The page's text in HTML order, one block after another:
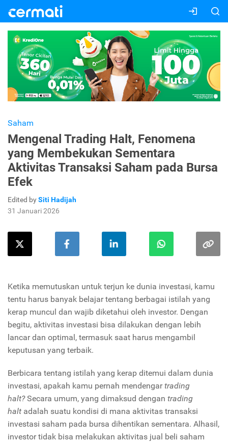
Saham
Mengenal Trading Halt, Fenomena
yang Membekukan Sementara
Aktivitas Transaksi Saham pada Bursa
Efek
Edited bySiti Hadijah
31 Januari 2026
Ketika memutuskan untuk terjun ke dunia investasi, kamu
tentu harus banyak belajar tentang berbagai istilah yang
kerap muncul dan wajib diketahui oleh investor. Dengan
begitu, aktivitas investasi bisa dilakukan dengan lebih
lancar dan optimal, termasuk saat harus mengambil
keputusan yang terbaik.
Berbicara tentang istilah yang kerap ditemui dalam dunia
investasi, apakah kamu pernah mendengar trading
halt? Secara umum, yang dimaksud dengan trading
halt adalah suatu kondisi di mana aktivitas transaksi
investasi saham pada bursa dihentikan sementara. Alhasil,
investor tidak bisa melakukan aktivitas jual beli saham